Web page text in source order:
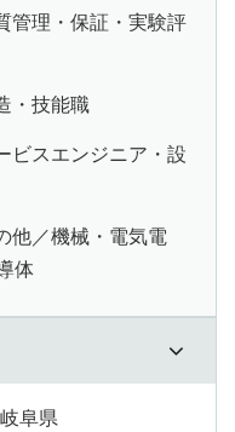
管理・保証・実験評
・技能職
ビスエンジニア・設
他／機械・電気電
体
岐阜県